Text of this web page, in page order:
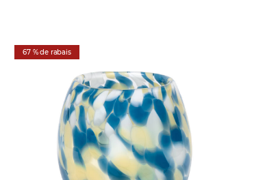
67 % de rabais